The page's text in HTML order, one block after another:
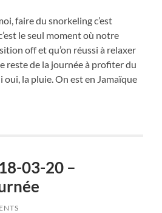
faire du snorkeling c’est
le seul moment où notre
off et qu’on réussi à relaxer
reste de la journée à profiter du
oui, la pluie. On est en Jamaïque
03-20 –